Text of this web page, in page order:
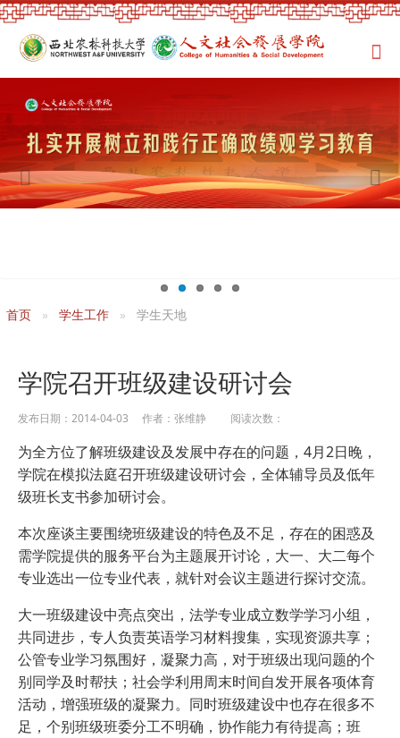
首页 学生工作 学生天地
学院召开班级建设研讨会
发布日期：2014-04-03 作者：张维静 阅读次数：
为全方位了解班级建设及发展中存在的问题， 4月2日晚 ，
学院在模拟法庭召开班级建设研讨会，全体辅导员及低年
级班长支书参加研讨会。
本次座谈主要围绕班级建设的特色及不足，存在的困惑及
需学院提供的服务平台为主题展开讨论，大一、大二每个
专业选出一位专业代表，就针对会议主题进行探讨交流。
大一班级建设中亮点突出，法学专业成立数学学习小组，
共同进步，专人负责英语学习材料搜集，实现资源共享；
公管专业学习氛围好，凝聚力高，对于班级出现问题的个
别同学及时帮扶；社会学利用周末时间自发开展各项体育
活动，增强班级的凝聚力。同时班级建设中也存在很多不
足，个别班级班委分工不明确，协作能力有待提高；班